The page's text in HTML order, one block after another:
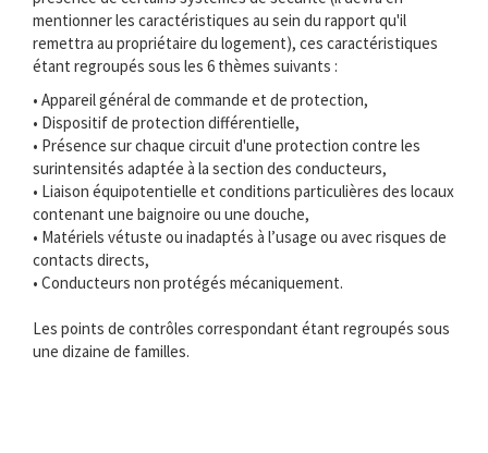
mentionner les caractéristiques au sein du rapport qu'il
remettra au propriétaire du logement), ces caractéristiques
étant regroupés sous les 6 thèmes suivants :
• Appareil général de commande et de protection,
• Dispositif de protection différentielle,
• Présence sur chaque circuit d'une protection contre les
surintensités adaptée à la section des conducteurs,
• Liaison équipotentielle et conditions particulières des locaux
contenant une baignoire ou une douche,
• Matériels vétuste ou inadaptés à l’usage ou avec risques de
contacts directs,
• Conducteurs non protégés mécaniquement.
Les points de contrôles correspondant étant regroupés sous
une dizaine de familles.